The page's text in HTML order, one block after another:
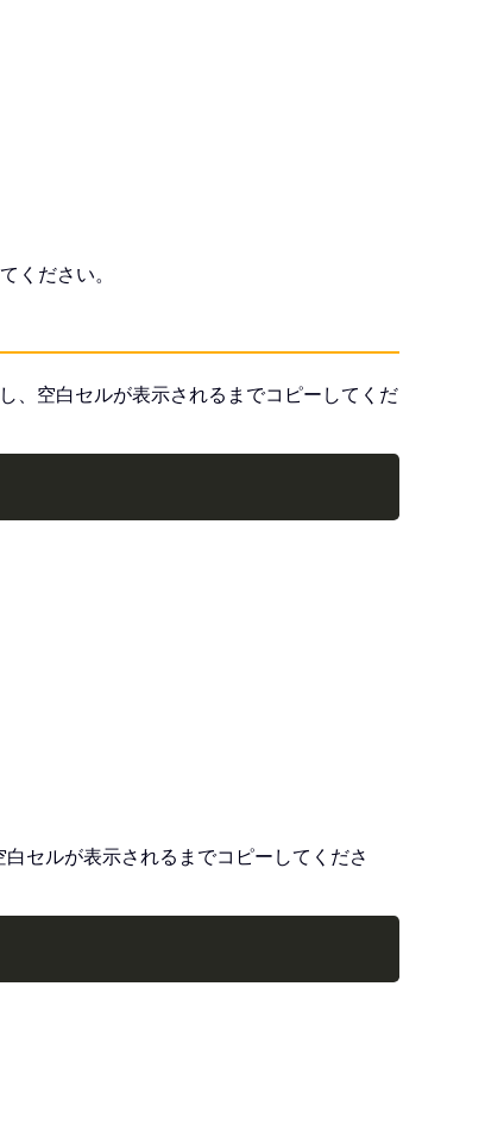
ください。
、空白セルが表示されるまでコピーしてくだ
セルが表示されるまでコピーしてくださ